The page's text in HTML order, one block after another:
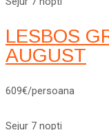
LESBOS
AUGUST
609€/persoana
Sejur 7 nopti